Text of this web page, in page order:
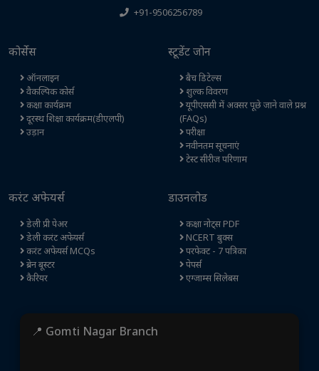
+91-9506256789
कोर्सेस
ऑनलाइन
वैकल्पिक कोर्स
कक्षा कार्यक्रम
दूरस्थ शिक्षा कार्यक्रम(डीएलपी)
उड़ान
स्टूडेंट जोन
बैच डिटेल्स
शुल्क विवरण
यूपीएससी में अक्सर पूछे जाने वाले प्रश्न
(FAQs)
परीक्षा
नवीनतम सूचनाएं
टेस्ट सीरीज परिणाम
करंट अफेयर्स
डेली प्री पेअर
डेली करंट अफेयर्स
करंट अफेयर्स MCQs
ब्रेन बूस्टर
कैरियर
डाउनलोड
कक्षा नोट्स PDF
NCERT बुक्स
परफेक्ट - 7 पत्रिका
पेपर्स
एग्जाम्स सिलेबस
📍 Gomti Nagar Branch